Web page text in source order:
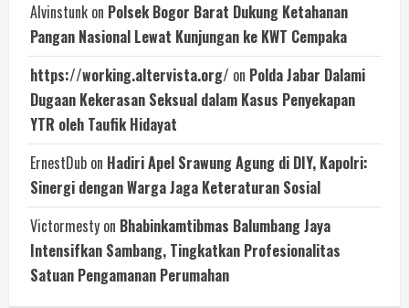
Alvinstunk on Polsek Bogor Barat Dukung Ketahanan
Pangan Nasional Lewat Kunjungan ke KWT Cempaka
https://working.altervista.org/ on Polda Jabar Dalami
Dugaan Kekerasan Seksual dalam Kasus Penyekapan
YTR oleh Taufik Hidayat
ErnestDub on Hadiri Apel Srawung Agung di DIY, Kapolri:
Sinergi dengan Warga Jaga Keteraturan Sosial
Victormesty on Bhabinkamtibmas Balumbang Jaya
Intensifkan Sambang, Tingkatkan Profesionalitas
Satuan Pengamanan Perumahan